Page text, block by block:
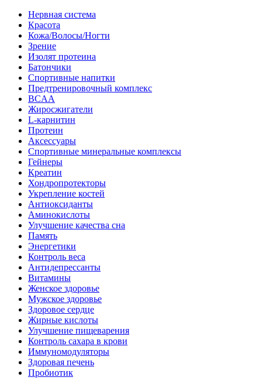
Нервная система
Красота
Кожа/Волосы/Ногти
Зрение
Изолят протеина
Батончики
Спортивные напитки
Предтренировочный комплекс
BCAA
Жиросжигатели
L-карнитин
Протеин
Аксессуары
Спортивные минеральные комплексы
Гейнеры
Креатин
Хондропротекторы
Укрепление костей
Антиоксиданты
Аминокислоты
Улучшение качества сна
Память
Энергетики
Контроль веса
Антидепрессанты
Витамины
Женское здоровье
Мужское здоровье
Здоровое сердце
Жирные кислоты
Улучшение пищеварения
Контроль сахара в крови
Иммуномодуляторы
Здоровая печень
Пробиотик